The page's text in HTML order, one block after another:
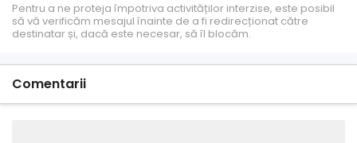
Pentru a ne proteja împotriva activităților interzise, ​​este posibil
să vă verificăm mesajul înainte de a fi redirecționat către
destinatar și, dacă este necesar, să îl blocăm.
Comentarii